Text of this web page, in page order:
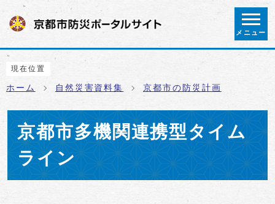
ページの先頭です
メニュー
ここから本文です
現在位置
ホーム 自然災害資料集 京都市の防災計画
京都市多機関連携型タイム
ライン